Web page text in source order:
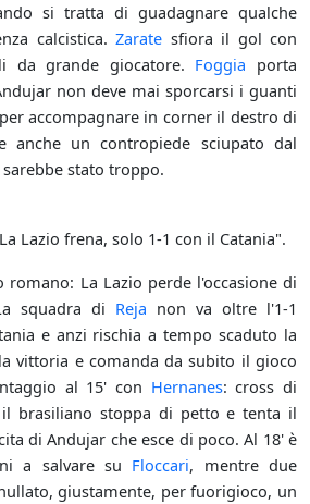
si tratta di guadagnare qualche
calcistica. Zarate sfiora il gol con
da grande giocatore. Foggia porta
non deve mai sporcarsi i guanti
accompagnare in corner il destro di
anche un contropiede sciupato dal
sarebbe stato troppo.
Lazio frena, solo 1-1 con il Catania".
La Lazio perde l'occasione di
squadra di Reja non va oltre l'1-1
e anzi rischia a tempo scaduto la
vittoria e comanda da subito il gioco
al 15' con Hernanes: cross di
brasiliano stoppa di petto e tenta il
di Andujar che esce di poco. Al 18' è
a salvare su Floccari, mentre due
giustamente, per fuorigioco, un